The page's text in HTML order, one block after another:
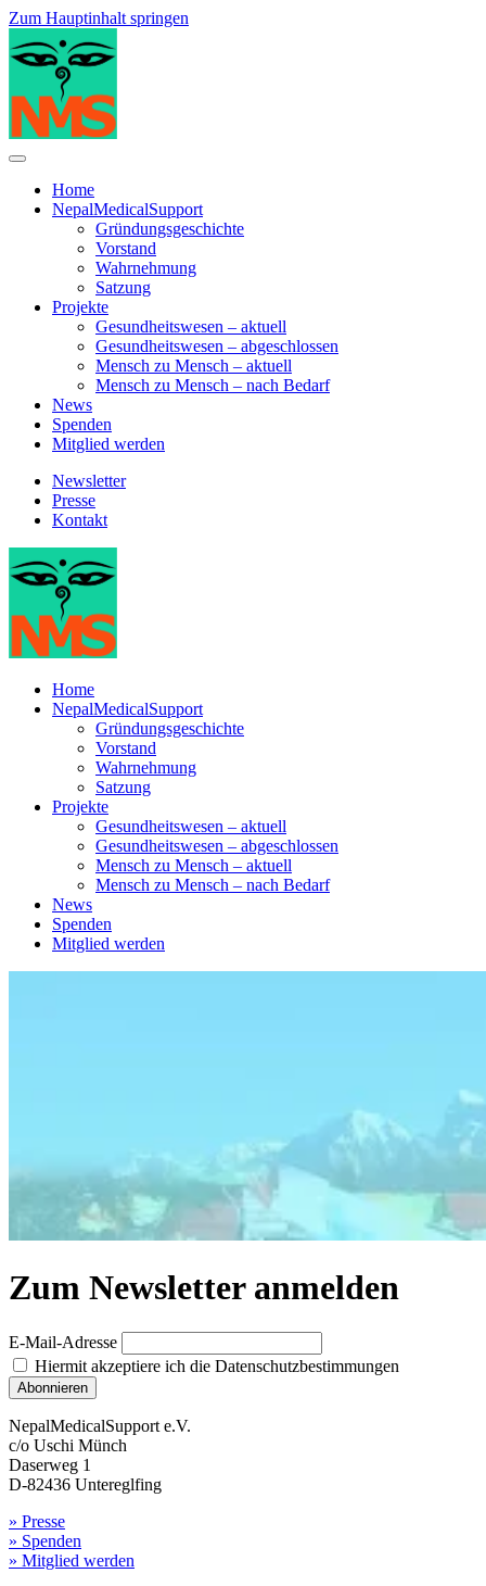
Zum Hauptinhalt springen
Home
NepalMedicalSupport
Gründungsgeschichte
Vorstand
Wahrnehmung
Satzung
Projekte
Gesundheitswesen – aktuell
Gesundheitswesen – abgeschlossen
Mensch zu Mensch – aktuell
Mensch zu Mensch – nach Bedarf
News
Spenden
Mitglied werden
Newsletter
Presse
Kontakt
Home
NepalMedicalSupport
Gründungsgeschichte
Vorstand
Wahrnehmung
Satzung
Projekte
Gesundheitswesen – aktuell
Gesundheitswesen – abgeschlossen
Mensch zu Mensch – aktuell
Mensch zu Mensch – nach Bedarf
News
Spenden
Mitglied werden
Zum Newsletter anmelden
E-Mail-Adresse
Hiermit akzeptiere ich die Datenschutzbestimmungen
NepalMedicalSupport e.V.
c/o Uschi Münch
Daserweg 1
D-82436 Untereglfing
» Presse
» Spenden
» Mitglied werden